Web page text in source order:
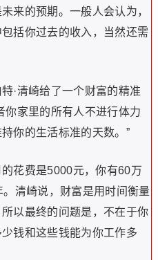
来的预期。一般人会认为，
括你过去的收入，当然还需
·清崎给了一个财富的精准
你家里的所有人不进行体力
你的生活标准的天数。”
花费是5000元，你有60万
清崎说，财富是用时间衡量
以最终的问题是，不在于你
钱和这些钱能为你工作多